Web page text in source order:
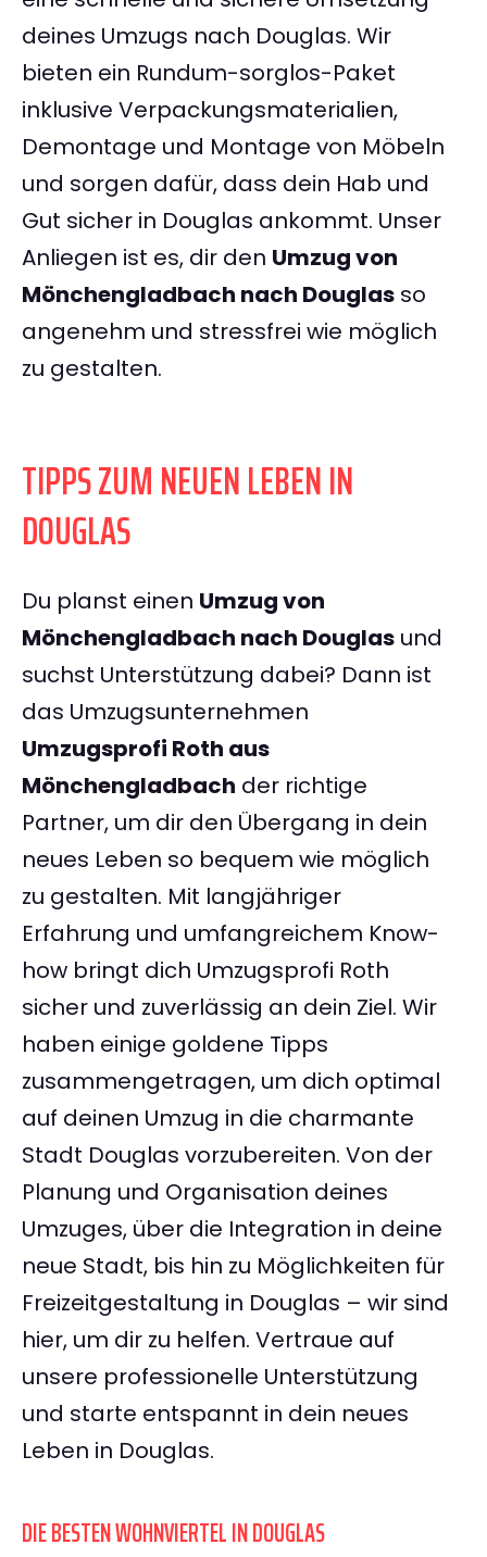
deines Umzugs nach Douglas. Wir
bieten ein Rundum-sorglos-Paket
inklusive Verpackungsmaterialien,
Demontage und Montage von Möbeln
und sorgen dafür, dass dein Hab und
Gut sicher in Douglas ankommt. Unser
Anliegen ist es, dir den Umzug von
Mönchengladbach nach Douglas so
angenehm und stressfrei wie möglich
zu gestalten.
TIPPS ZUM NEUEN LEBEN IN
DOUGLAS
Du planst einen Umzug von
Mönchengladbach nach Douglas und
suchst Unterstützung dabei? Dann ist
das Umzugsunternehmen
Umzugsprofi Roth aus
Mönchengladbach der richtige
Partner, um dir den Übergang in dein
neues Leben so bequem wie möglich
zu gestalten. Mit langjähriger
Erfahrung und umfangreichem Know-
how bringt dich Umzugsprofi Roth
sicher und zuverlässig an dein Ziel. Wir
haben einige goldene Tipps
zusammengetragen, um dich optimal
auf deinen Umzug in die charmante
Stadt Douglas vorzubereiten. Von der
Planung und Organisation deines
Umzuges, über die Integration in deine
neue Stadt, bis hin zu Möglichkeiten für
Freizeitgestaltung in Douglas – wir sind
hier, um dir zu helfen. Vertraue auf
unsere professionelle Unterstützung
und starte entspannt in dein neues
Leben in Douglas.
DIE BESTEN WOHNVIERTEL IN DOUGLAS